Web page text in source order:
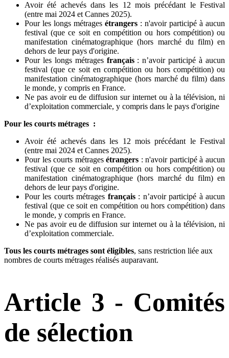
Avoir été achevés dans les 12 mois précédant le Festival
(entre mai 2024 et Cannes 2025).
Pour les longs métrages étrangers : n'avoir participé à aucun
festival (que ce soit en compétition ou hors compétition) ou
manifestation cinématographique (hors marché du film) en
dehors de leur pays d'origine.
Pour les longs métrages français: n’avoir participé à aucun
festival (que ce soit en compétition ou hors compétition) ou
manifestation cinématographique (hors marché du film) dans
le monde, y compris en France.
Ne pas avoir eu de diffusion sur internet ou à la télévision, ni
d’exploitation commerciale, y compris dans le pays d'origine
Pour les courts métrages :
Avoir été achevés dans les 12 mois précédant le Festival
(entre mai 2024 et Cannes 2025).
Pour les courts métragesétrangers : n'avoir participé à aucun
festival (que ce soit en compétition ou hors compétition) ou
manifestation cinématographique (hors marché du film) en
dehors de leur pays d'origine.
Pour les courtsmétrages français: n’avoir participé à aucun
festival (que ce soit en compétition ou hors compétition) dans
le monde, y compris en France.
Ne pas avoir eu de diffusion sur internet ou à la télévision, ni
d’exploitation commerciale.
Tous les courts métrages sont éligibles, sans restriction liée aux
nombres de courts métrages réalisés auparavant.
Article 3 - Comités
de sélection